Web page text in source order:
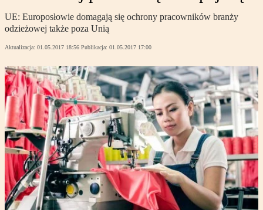
UE: Europosłowie domagają się ochrony pracowników branży
odzieżowej także poza Unią
Aktualizacja: 01.05.2017 18:56 Publikacja: 01.05.2017 17:00